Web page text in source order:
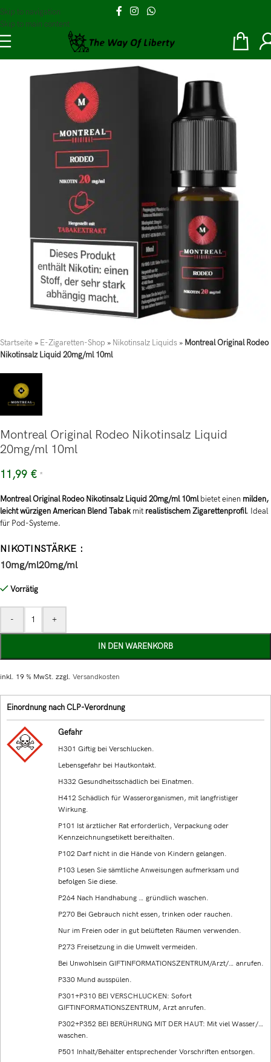
Skip to navigation
Skip to main content
Startseite » E-Zigaretten-Shop » Nikotinsalz Liquids » Montreal Original Rodeo
Nikotinsalz Liquid 20mg/ml 10ml
Montreal Original Rodeo Nikotinsalz Liquid
20mg/ml 10ml
11,99 € *
Montreal Original Rodeo Nikotinsalz Liquid 20mg/ml 10mlbietet einen milden,
leicht würzigen American Blend Tabakmit realistischem Zigarettenprofil. Ideal
für Pod-Systeme.
NIKOTINSTÄRKE
10mg/ml20mg/ml
Vorrätig
- +
IN DEN WARENKORB
inkl. 19 % MwSt. zzgl. Versandkosten
Einordnung nach CLP-Verordnung
Gefahr
H301 Giftig bei Verschlucken.
Lebensgefahr bei Hautkontakt.
H332 Gesundheitsschädlich bei Einatmen.
H412 Schädlich für Wasserorganismen, mit langfristiger
Wirkung.
P101 Ist ärztlicher Rat erforderlich, Verpackung oder
Kennzeichnungsetikett bereithalten.
P102 Darf nicht in die Hände von Kindern gelangen.
P103 Lesen Sie sämtliche Anweisungen aufmerksam und
befolgen Sie diese.
P264 Nach Handhabung … gründlich waschen.
P270 Bei Gebrauch nicht essen, trinken oder rauchen.
Nur im Freien oder in gut belüfteten Räumen verwenden.
P273 Freisetzung in die Umwelt vermeiden.
Bei Unwohlsein GIFTINFORMATIONSZENTRUM/Arzt/… anrufen.
P330 Mund ausspülen.
P301+P310 BEI VERSCHLUCKEN: Sofort
GIFTINFORMATIONSZENTRUM, Arzt anrufen.
P302+P352 BEI BERÜHRUNG MIT DER HAUT: Mit viel Wasser/…
waschen.
P501 Inhalt/Behälter entsprechender Vorschriften entsorgen.